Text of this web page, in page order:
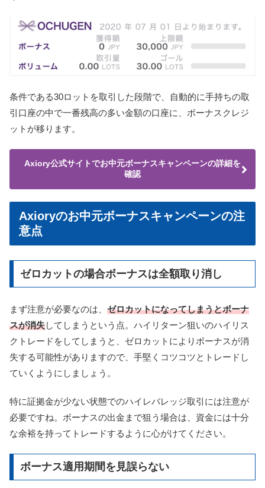
条件である30ロットを取引した段階で、自動的に手持ちの取
引口座の中で一番残高の多い金額の口座に、ボーナスクレジ
ットが移ります。
Axiory公式サイトでお中元ボーナスキャンペーンの詳細を
確認
Axioryのお中元ボーナスキャンペーンの注
意点
ゼロカットの場合ボーナスは全額取り消し
まず注意が必要なのは、 ゼロカットになってしまうとボーナ
スが消失してしまうという点。ハイリターン狙いのハイリス
クトレードをしてしまうと、ゼロカットによりボーナスが消
失する可能性がありますので、手堅くコツコツとトレードし
ていくようにしましょう。
特に証拠金が少ない状態でのハイレバレッジ取引には注意が
必要ですね。ボーナスの出金まで狙う場合は、資金には十分
な余裕を持ってトレードするように心がけてください。
ボーナス適用期間を見誤らない